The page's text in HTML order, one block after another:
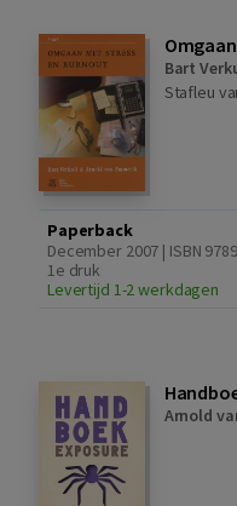
Bart
Stafleu
Paperback
December 2007 | ISBN
1e druk
Levertijd 1-2 werkdagen
Arnold